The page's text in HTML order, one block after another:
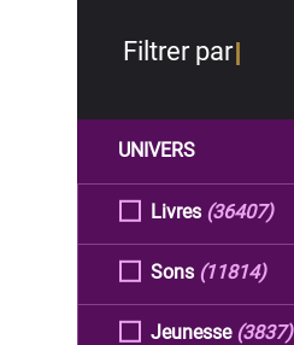
Filtrer par
UNIVERS
Livres (36407)
Sons (11814)
Jeunesse (3837)